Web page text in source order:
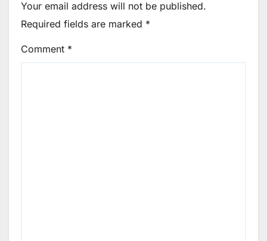
Your email address will not be published.
Required fields are marked *
Comment *